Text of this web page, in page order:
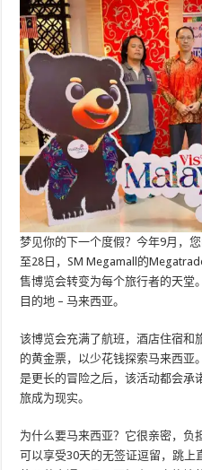
梦见你的下一个度假？今年9月，
至28日，SM Megamall的
售博览会转变为每个旅行者的天堂
目的地 – 马来西亚。
该博览会充满了航班，酒店住宿和
的黄金票，以少花钱探索马来西亚
是更长的冒险之后，该活动都会承
旅成为现实。
为什么要马来西亚？它很亲密，负
可以享受30天的无签证逗留，跳